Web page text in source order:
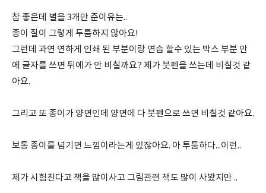
참 좋은데 별을 3개만 준이유는..
종이 질이 그렇게 두툼하지 않아요!
그런데 과연 연하게 인쇄 된 부분이랑 연습 할수 있는 박스 부분 안
에 글자를 쓰면 뒤에가 안 비칠까요? 제가 붓펜을 쓰는데 비칠것 같
아요.
그리고 또 종이가 양면인데 양면에 다 붓펜으로 쓰면 비칠것 같아요.
보통 종이를 넘기면 느낌이라는게 있잖아요. 아 투툼하다...이런..
제가 시험친다고 책을 많이사고 그림관련 책도 많이 사봤지만 ..